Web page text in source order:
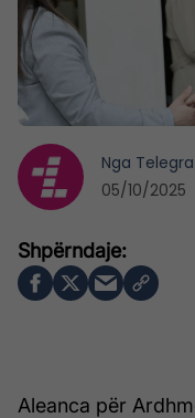
Aleanca për
Nga
05/10/2025